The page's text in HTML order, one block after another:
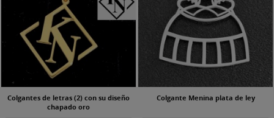
Colgantes de letras (2) con su diseño
chapado oro
Colgante Menina plata de ley